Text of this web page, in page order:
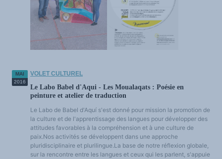
MAI
2016
VOLET CULTUREL
Le Labo Babel d'Aqui - Les Moualaqats : Poésie en
peinture et atelier de traduction
Le Labo de Babel d'Aquí s'est donné pour mission la promotion de
la culture et de l'apprentissage des langues pour développer des
attitudes favorables à la compréhension et à une culture de
paix.Nos activités se développent dans une approche
pluridisciplinaire et plurilingue.La base de notre réflexion globale,
sur la rencontre entre les langues et ceux qui les parlent, s'appuie